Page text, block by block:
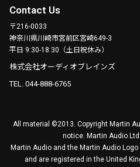
Contact Us
〒216-0033
神奈川県川崎市宮前区宮崎649-3
平日 9:30-18:30（土日祝休み）
株式会社オーディオブレインズ
TEL. 044-888-6765
All material ©2013. Copyright Martin
notice. Martin Audio
Martin Audio and the Martin Audio
and are registered in the United